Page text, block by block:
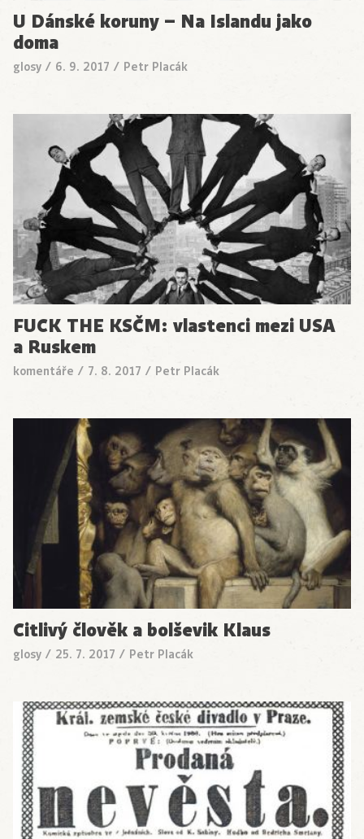
U Dánské koruny – Na Islandu jako
doma
glosy / 6. 9. 2017 / Petr Placák
FUCK THE KSČM: vlastenci mezi USA
a Ruskem
komentáře / 7. 8. 2017 / Petr Placák
Citlivý člověk a bolševik Klaus
glosy / 25. 7. 2017 / Petr Placák